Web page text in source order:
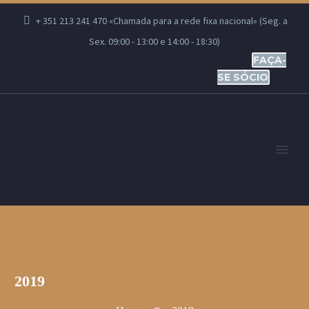
+ 351 213 241 470 «Chamada para a rede fixa nacional» (Seg. a
Sex. 09:00 - 13:00 e 14:00 - 18:30)
FAÇA-
SE SÓCIO
2019